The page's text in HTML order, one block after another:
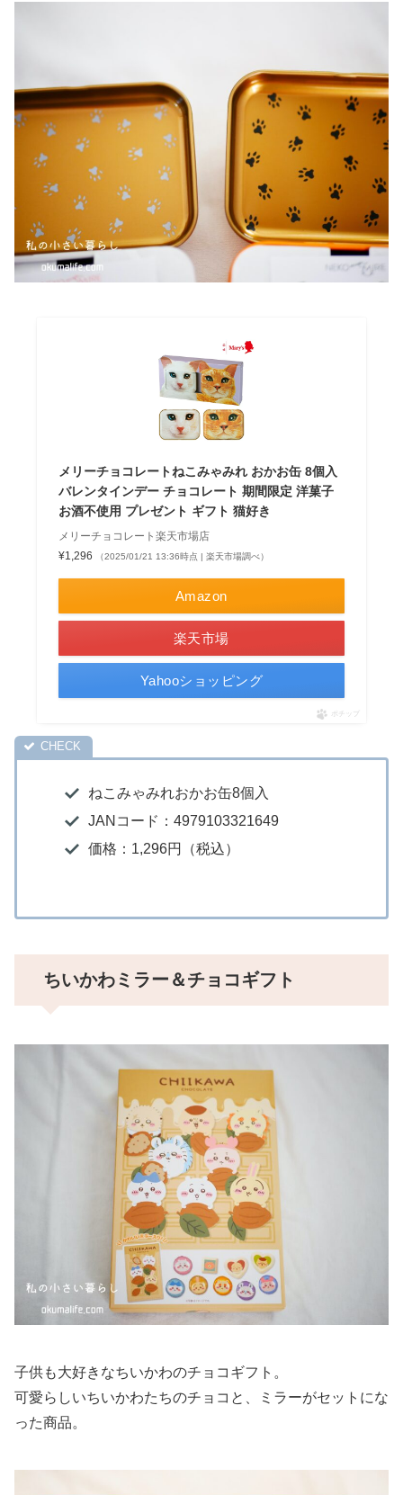
メリーチョコレートねこみゃみれ おかお缶 8個入
バレンタインデー チョコレート 期間限定 洋菓子
お酒不使用 プレゼント ギフト 猫好き
メリーチョコレート楽天市場店
¥1,296
（2025/01/21 13:36時点 | 楽天市場調べ）
Amazon
楽天市場
Yahooショッピング
ポチップ
ねこみゃみれおかお缶8個入
JANコード：4979103321649
価格：1,296円（税込）
ちいかわミラー＆チョコギフト
子供も大好きなちいかわのチョコギフト。
可愛らしいちいかわたちのチョコと、ミラーがセットにな
った商品。